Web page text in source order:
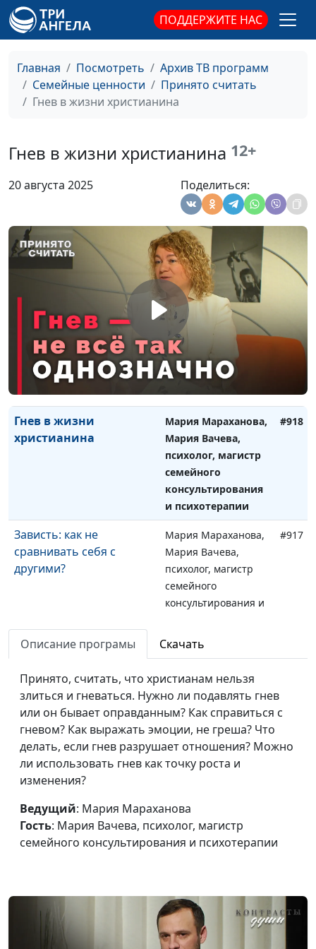
ПОДДЕРЖИТЕ НАС
Главная Посмотреть
Архив ТВ программ
Семейные ценности
Принято считать
Гнев в жизни христианина
Гнев в жизни христианина 12+
20 августа 2025 Поделиться:
семейного
консультирования и
Можно ли верующему
испытывать сомнения?
Мария Мараханова,
Мария Вачева,
консультирования и
Можно ли христианину
психотерапию?
Мария Мараханова,
Мария Вачева,
психолог, магистр
семейного
консультирования и
психотерапии
#920
Порнозависимость с
точки зрения
христианства
Мария Мараханова,
Мария Вачева,
психолог, магистр
семейного
консультирования и
психотерапии
Гнев в жизни
христианина
Мария Мараханова,
Мария Вачева,
психолог, магистр
семейного
консультирования
и психотерапии
#918
Зависть: как не
сравнивать себя с
другими?
Мария Мараханова,
Мария Вачева,
психолог, магистр
семейного
консультирования и
#917
Как найти своё
Мария Мараханова,
практический
психолог
Можно ли быть
христианином и
зарабатывать много
денег
Мария Мараханова,
Алена Евсеева,
практический
Слышит ли нас Бог?
Мария Мараханова,
Алена Евсеева,
практический
правильно
Алена Евсеева,
практический
психолог
Описание програмы Скачать
Принято, считать, что христианам нельзя
злиться и гневаться. Нужно ли подавлять гнев
или он бывает оправданным? Как справиться с
гневом? Как выражать эмоции, не греша? Что
делать, если гнев разрушает отношения? Можно
ли использовать гнев как точку роста и
изменения?
Ведущий: Мария Мараханова
Гость: Мария Вачева, психолог, магистр
семейного консультирования и психотерапии